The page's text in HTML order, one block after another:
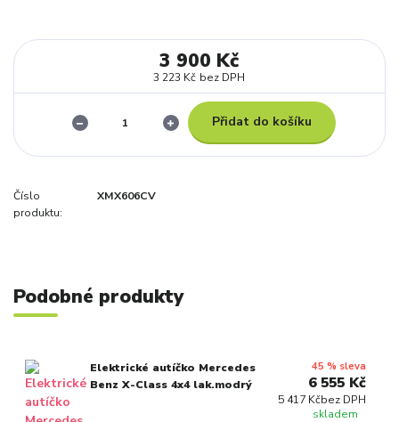
3 900 Kč
3 223 Kč bez DPH
Přidat do košíku
Číslo
produktu:
XMX606CV
Podobné produkty
Elektrické autíčko Mercedes
Benz X-Class 4x4 lak.modrý
45 % sleva
6 555 Kč
5 417 Kčbez DPH
skladem